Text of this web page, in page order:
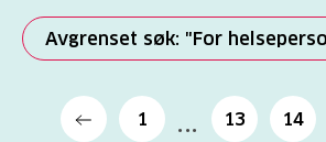
Avgrenset søk: "For
Alle
(2277)
1 13 14